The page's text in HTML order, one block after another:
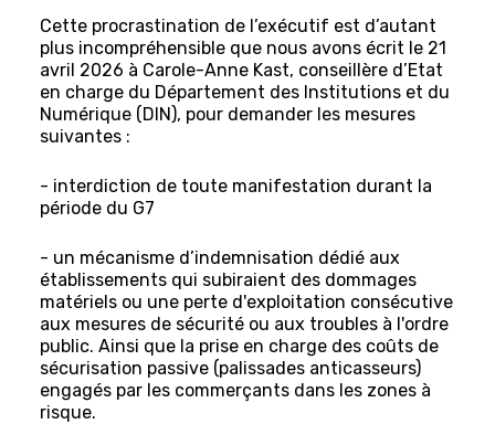
Cette procrastination de l’exécutif est d’autant
plus incompréhensible que nous avons écrit le 21
avril 2026 à Carole-Anne Kast, conseillère d’Etat
en charge du Département des Institutions et du
Numérique (DIN), pour demander les mesures
suivantes :
- interdiction de toute manifestation durant la
période du G7
- un mécanisme d’indemnisation dédié aux
établissements qui subiraient des dommages
matériels ou une perte d'exploitation consécutive
aux mesures de sécurité ou aux troubles à l'ordre
public. Ainsi que la prise en charge des coûts de
sécurisation passive (palissades anticasseurs)
engagés par les commerçants dans les zones à
risque.